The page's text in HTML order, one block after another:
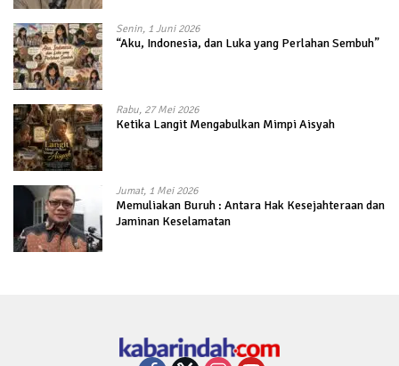
Senin, 1 Juni 2026
“Aku, Indonesia, dan Luka yang Perlahan Sembuh”
Rabu, 27 Mei 2026
Ketika Langit Mengabulkan Mimpi Aisyah
Jumat, 1 Mei 2026
Memuliakan Buruh : Antara Hak Kesejahteraan dan
Jaminan Keselamatan